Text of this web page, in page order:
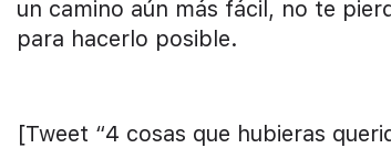
un camino aún más fácil, no te
para hacerlo posible.
[Tweet “4 cosas que hubieras